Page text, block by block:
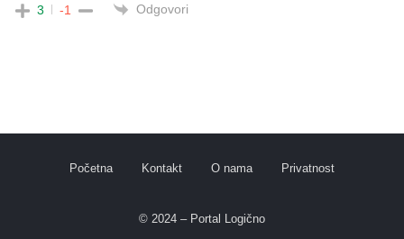
3 -1 Odgovori
Početna Kontakt O nama Privatnost
© 2024 – Portal Logično